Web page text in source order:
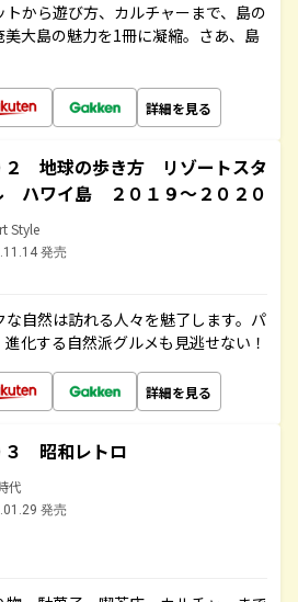
から遊び方、カルチャーまで、島の
大島の魅力を1冊に凝縮。さあ、島
詳細を見る
２ 地球の歩き方 リゾートスタ
ハワイ島 ２０１９～２０２０
Style
発売
自然は訪れる人々を魅了します。パ
化する自然派グルメも見逃せない！
詳細を見る
３ 昭和レトロ
代
発売